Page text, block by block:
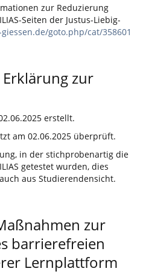
zur Reduzierung
Seiten der Justus-Liebig-
goto.php/cat/358601
zur
erstellt.
am 02.06.2025 überprüft.
in der stichprobenartig die
getestet wurden, dies
aus Studierendensicht.
zur
barrierefreien
Lernplattform